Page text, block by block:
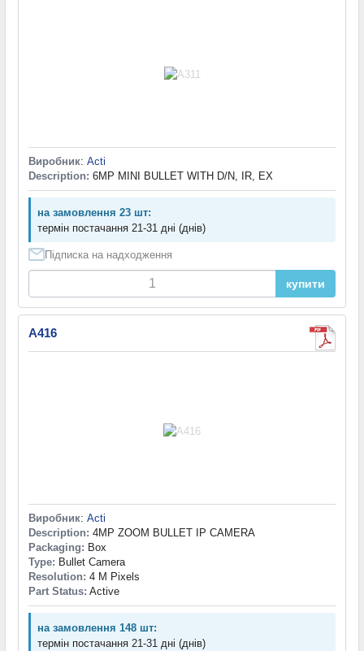
Виробник: Acti
Description: 6MP MINI BULLET WITH D/N, IR, EX
на замовлення 23 шт:
термін постачання 21-31 дні (днів)
Підписка на надходження
купити
A416
Виробник: Acti
Description: 4MP ZOOM BULLET IP CAMERA
Packaging: Box
Type: Bullet Camera
Resolution: 4 M Pixels
Part Status: Active
на замовлення 148 шт:
термін постачання 21-31 дні (днів)